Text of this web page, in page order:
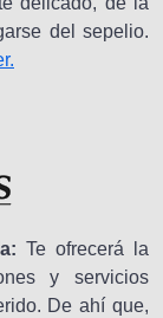
del sepelio.
Te ofrecerá la
y servicios
De ahí que,